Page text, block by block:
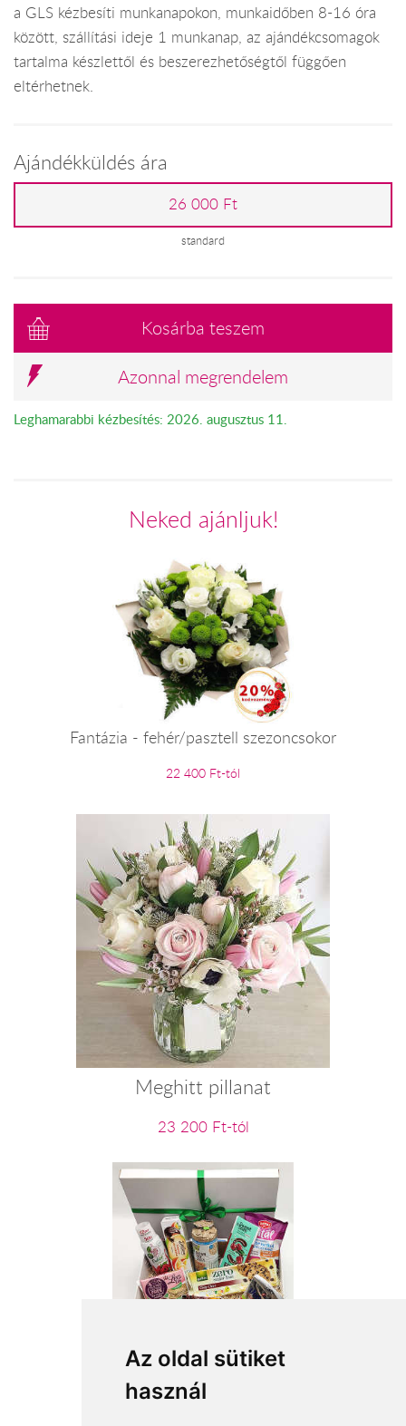
Az oldal sütiket
használ
a GLS kézbesíti munkanapokon, munkaidőben 8-16 óra
között, szállítási ideje 1 munkanap, az ajándékcsomagok
tartalma készlettől és beszerezhetőségtől függően
eltérhetnek.
Ajándékküldés ára
26 000 Ft
standard
Kosárba teszem
Azonnal megrendelem
Leghamarabbi kézbesítés: 2026. augusztus 11.
Neked ajánljuk!
Fantázia - fehér/pasztell szezoncsokor
22 400 Ft-tól
Meghitt pillanat
23 200 Ft-tól
Diabetikus ajándék csomag
19 160 Ft-tól